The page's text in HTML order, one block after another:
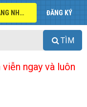
ĐĂNG NHẬP ĐĂNG KÝ
TÌM
ngay và luôn